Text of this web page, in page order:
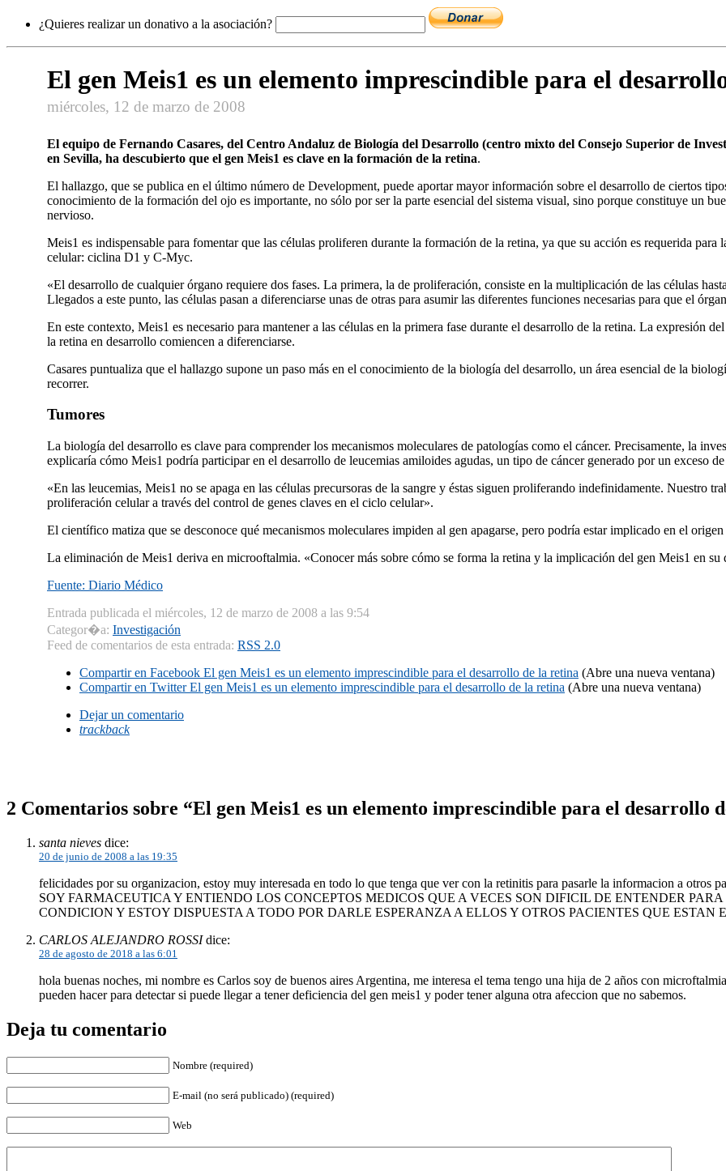
¿Quieres realizar un donativo a la asociación?
El gen Meis1 es un elemento imprescindible para el
miércoles, 12 de marzo de 2008
El equipo de Fernando Casares, del Centro Andaluz de Biologí­a del Desarrollo (centro mixto del Consejo Superior de
en Sevilla, ha descubierto que el gen Meis1 es clave en la formación de la retina.
El hallazgo, que se publica en el último número de Development, puede aportar mayor información sobre el desarrollo de ciertos
conocimiento de la formación del ojo es importante, no sólo por ser la parte esencial del sistema visual, sino porque constituye un
nervioso.
Meis1 es indispensable para fomentar que las células proliferen durante la formación de la retina, ya que su acción es requerida
celular: ciclina D1 y C-Myc.
«El desarrollo de cualquier órgano requiere dos fases. La primera, la de proliferación, consiste en la multiplicación de las células
Llegados a este punto, las células pasan a diferenciarse unas de otras para asumir las diferentes funciones necesarias para que el
En este contexto, Meis1 es necesario para mantener a las células en la primera fase durante el desarrollo de la retina. La expresión
la retina en desarrollo comiencen a diferenciarse.
Casares puntualiza que el hallazgo supone un paso más en el conocimiento de la biologí­a del desarrollo, un área esencial de la
recorrer.
Tumores
La biologí­a del desarrollo es clave para comprender los mecanismos moleculares de patologí­as como el cáncer. Precisamente, la
explicarí­a cómo Meis1 podrí­a participar en el desarrollo de leucemias amiloides agudas, un tipo de cáncer generado por un exceso
«En las leucemias, Meis1 no se apaga en las células precursoras de la sangre y éstas siguen proliferando indefinidamente. Nuestro
proliferación celular a través del control de genes claves en el ciclo celular».
El cientí­fico matiza que se desconoce qué mecanismos moleculares impiden al gen apagarse, pero podrí­a estar implicado en el
La eliminación de Meis1 deriva en microoftalmia. «Conocer más sobre cómo se forma la retina y la implicación del gen Meis1 en su
Fuente: Diario Médico
Entrada publicada el miércoles, 12 de marzo de 2008 a las 9:54
Categor�a: Investigación
Feed de comentarios de esta entrada: RSS 2.0
Compartir en Facebook El gen Meis1 es un elemento imprescindible para el desarrollo de la retina (Abre una nueva ventana)
Compartir en TwitterEl gen Meis1 es un elemento imprescindible para el desarrollo de la retina (Abre una nueva ventana)
Dejar un comentario
trackback
2 Comentarios sobre “El gen Meis1 es un elemento imprescindible para el desarrollo
santa nieves dice:
20 de junio de 2008 a las 19:35
felicidades por su organizacion, estoy muy interesada en todo lo que tenga que ver con la retinitis para pasarle la informacion a otros
SOY FARMACEUTICA Y ENTIENDO LOS CONCEPTOS MEDICOS QUE A VECES SON DIFICIL DE ENTENDER
CONDICION Y ESTOY DISPUESTA A TODO POR DARLE ESPERANZA A ELLOS Y OTROS PACIENTES QUE
CARLOS ALEJANDRO ROSSIdice:
28 de agosto de 2018 a las 6:01
hola buenas noches, mi nombre es Carlos soy de buenos aires Argentina, me interesa el tema tengo una hija de 2 años con
pueden hacer para detectar si puede llegar a tener deficiencia del gen meis1 y poder tener alguna otra afeccion que no sabemos.
Deja tu comentario
Nombre (required)
E-mail (no será publicado) (required)
Web